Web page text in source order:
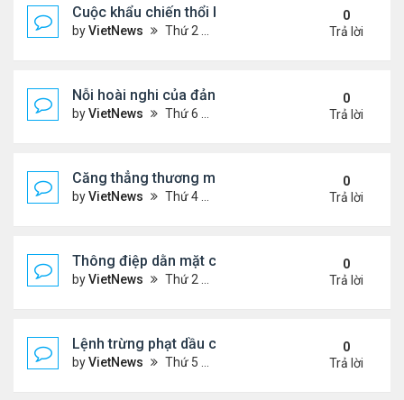
Cuộc khẩu chiến thổi bùng căng thẳng Trung -
byVietNews Thứ 2 Tháng 11 17, 2025 9:39 am
0
Trả lời
Nỗi hoài nghi của đảng Cộng hòa sau loạt thất
byVietNews Thứ 6 Tháng 11 07, 2025 4:39 pm
0
Trả lời
Căng thẳng thương mại sẽ đốt nóng cuộc gặp
byVietNews Thứ 4 Tháng 10 29, 2025 5:40 pm
0
Trả lời
Thông điệp dằn mặt của Washington khi điều
byVietNews Thứ 2 Tháng 10 27, 2025 5:06 pm
0
Trả lời
Lệnh trừng phạt dầu của ông Trump có thể giáng
byVietNews Thứ 5 Tháng 10 23, 2025 5:12 pm
0
Trả lời